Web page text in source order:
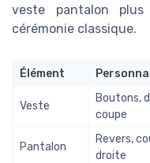
veste pantalon
cérémonie classique.
Élément
Veste
Boutons,
coupe
Pantalon
Revers,
droite